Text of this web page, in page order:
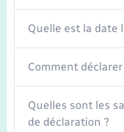
Quelle est la date
Comment déclarer
Quelles sont les
de déclaration ?